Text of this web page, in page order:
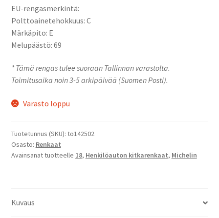
EU-rengasmerkintä:
Polttoainetehokkuus: C
Märkäpito: E
Melupäästö: 69
* Tämä rengas tulee suoraan Tallinnan varastolta.
Toimitusaika noin 3-5 arkipäivää (Suomen Posti).
Varasto loppu
Tuotetunnus (SKU): to142502
Osasto: Renkaat
Avainsanat tuotteelle 18, Henkilöauton kitkarenkaat, Michelin
Kuvaus